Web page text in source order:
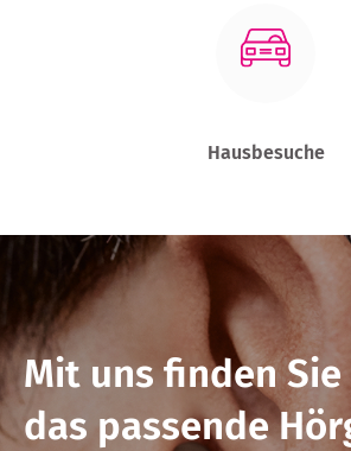
Hausbesuche
Mit uns finden Sie
das passende